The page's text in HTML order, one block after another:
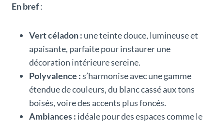
En bref:
Vert céladon : une teinte douce, lumineuse et
apaisante, parfaite pour instaurer une
décoration intérieure sereine.
Polyvalence :s’harmonise avec une gamme
étendue de couleurs, du blanc cassé aux tons
boisés, voire des accents plus foncés.
Ambiances : idéale pour des espaces comme le